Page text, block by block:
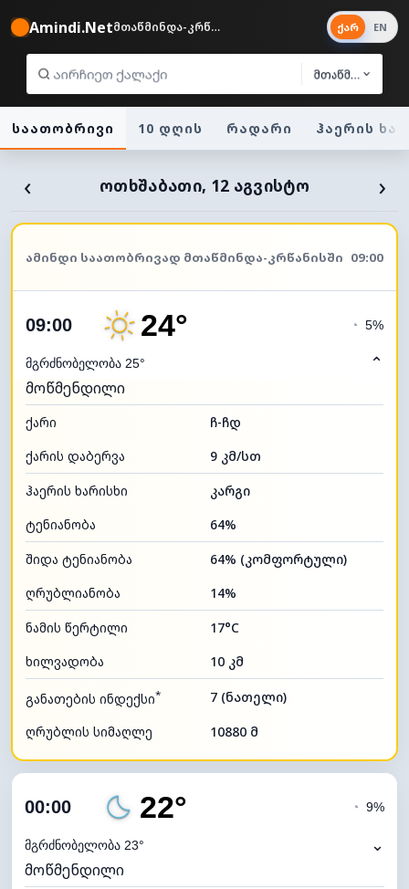
Amindi.Net მთაწმინდა-კრწანისი 34°
მთაწმინდა-
ქარ EN
საათობრივი 10 დღის რადარი ჰაერის
‹ ᲝᲗᲮᲨᲐᲑᲐᲗᲘ, 12 ᲐᲒᲕᲘᲡᲢᲝ ›
ᲐᲛᲘᲜᲓᲘ ᲡᲐᲐᲗᲝᲑᲠᲘᲕᲐᲓ ᲛᲗᲐᲬᲛᲘᲜᲓᲐ-ᲙᲠᲬᲐᲜᲘᲡᲨᲘ 09:00
09:00 24°
მგრძნობელობა 25°
◔ 5%
⌃
მოწმენდილი
ქარი
ჩ-ჩდ
ქარის დაბერვა
9 კმ/სთ
ჰაერის ხარისხი
კარგი
ტენიანობა
64%
შიდა ტენიანობა
64% (კომფორტული)
ღრუბლიანობა
14%
ნამის წერტილი
17°C
ხილვადობა
10 კმ
განათების ინდექსი* 7 (ნათელი)
ღრუბლის სიმაღლე 10880 მ
00:00 22°
მგრძნობელობა 23°
◔ 9%
⌄
მოწმენდილი